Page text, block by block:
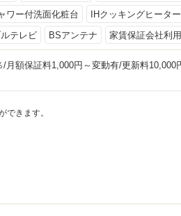
ワー付洗面化粧台 IHクッキングヒーター
テレビ BSアンテナ 家賃保証会社利
額保証料1,000円～変動有/更新料10,000
できます。